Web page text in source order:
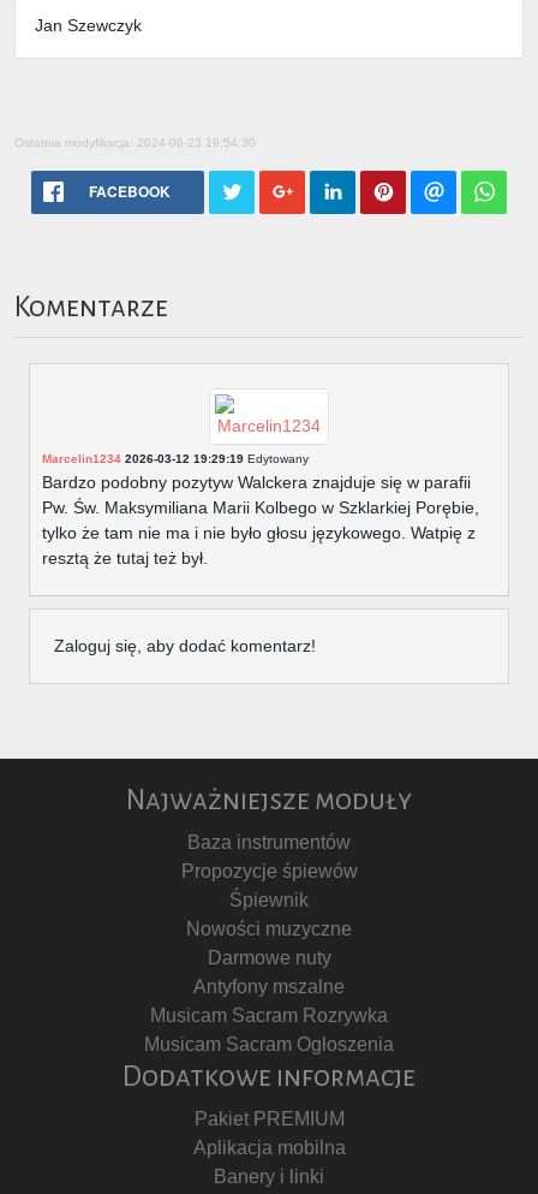
Jan Szewczyk
Ostatnia modyfikacja: 2024-06-23 19:54:30
FACEBOOK
Komentarze
Marcelin1234 2026-03-12 19:29:19 Edytowany
Bardzo podobny pozytyw Walckera znajduje się w parafii
Pw. Św. Maksymiliana Marii Kolbego w Szklarkiej Porębie,
tylko że tam nie ma i nie było głosu językowego. Watpię z
resztą że tutaj też był.
Zaloguj się, aby dodać komentarz!
Najważniejsze moduły
Baza instrumentów
Propozycje śpiewów
Śpiewnik
Nowości muzyczne
Darmowe nuty
Antyfony mszalne
Musicam Sacram Rozrywka
Musicam Sacram Ogłoszenia
Dodatkowe informacje
Pakiet PREMIUM
Aplikacja mobilna
Banery i linki